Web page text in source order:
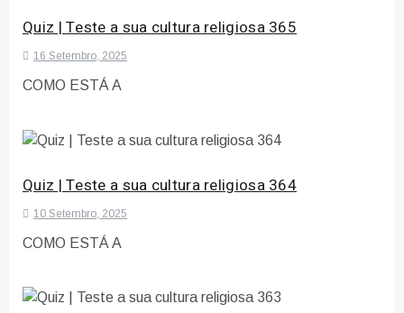
Quiz | Teste a sua cultura religiosa 365
16 Setembro, 2025
COMO ESTÁ A
Quiz | Teste a sua cultura religiosa 364
10 Setembro, 2025
COMO ESTÁ A